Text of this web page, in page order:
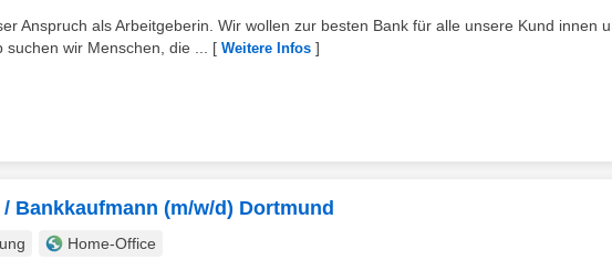
Anspruch als Arbeitgeberin. Wir wollen zur besten Bank für alle unsere Kund innen
wir Menschen, die ...
[ Weitere Infos ]
Bankkaufmann (m/w/d) Dortmund
Home-Office